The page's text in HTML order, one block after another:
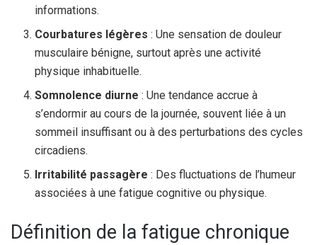
informations.
Courbatures légères : Une sensation de douleur
musculaire bénigne, surtout après une activité
physique inhabituelle.
Somnolence diurne : Une tendance accrue à
s’endormir au cours de la journée, souvent liée à un
sommeil insuffisant ou à des perturbations des cycles
circadiens.
Irritabilité passagère : Des fluctuations de l’humeur
associées à une fatigue cognitive ou physique.
Définition de la fatigue chronique